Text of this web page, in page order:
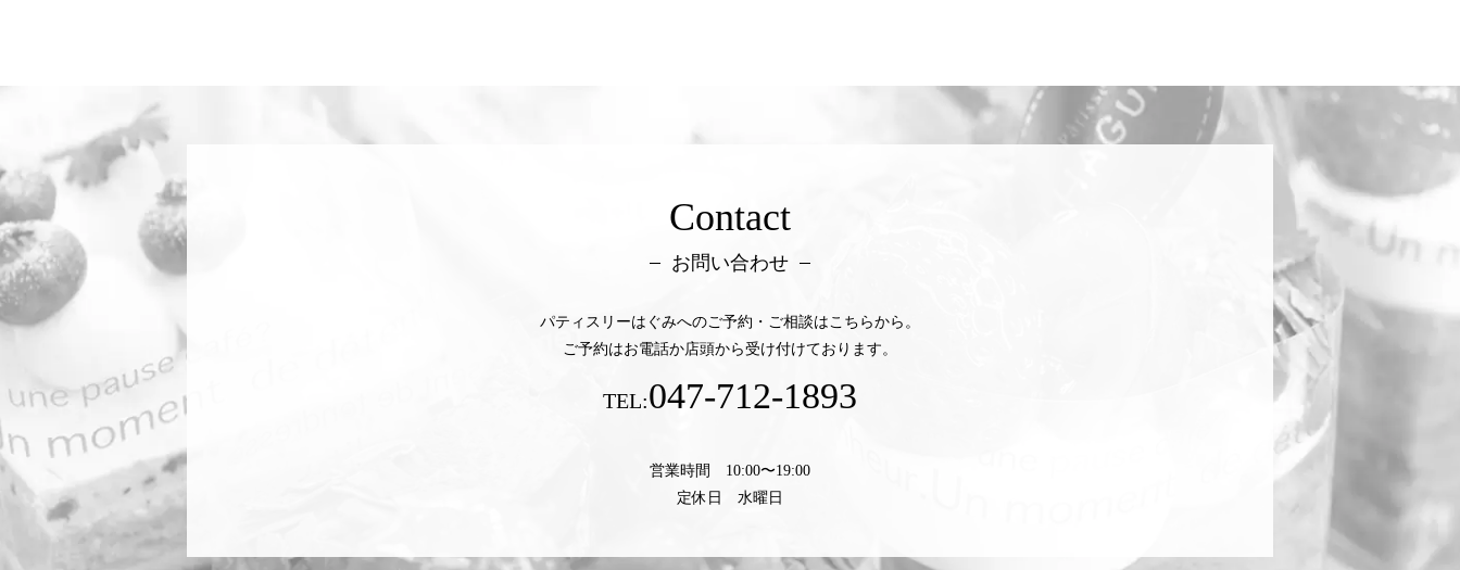
Contact
お問い合わせ
パティスリーはぐみへのご予約・ご相談はこちらから。
ご予約はお電話か店頭から受け付けております。
TEL:047-712-1893
営業時間 10:00〜19:00
定休日 水曜日